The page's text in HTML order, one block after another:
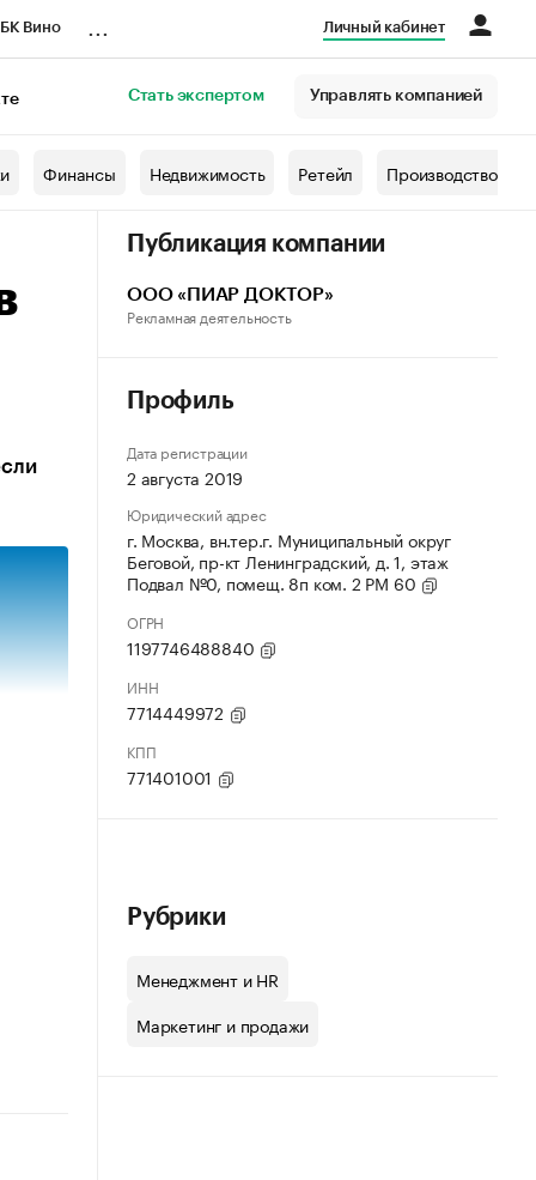
Вино Личный кабинет
Стать экспертом Управлять компанией
Финансы Недвижимость Ретейл Производство
Публикация компании
ООО «ПИАР ДОКТОР»
Рекламная деятельность
Профиль
Дата регистрации
2 августа 2019
Юридический адрес
г. Москва, вн.тер.г. Муниципальный округ
Беговой, пр-кт Ленинградский, д. 1, этаж
Подвал №0, помещ. 8п ком. 2 РМ 60
ОГРН
1197746488840
ИНН
7714449972
КПП
771401001
Рубрики
Менеджмент и HR
Маркетинг и продажи